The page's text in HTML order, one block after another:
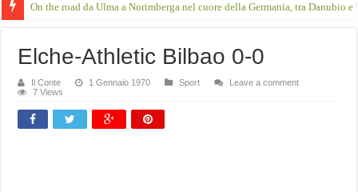
On the road da Ulma a Norimberga nel cuore della Germania, tra Danubio
Elche-Athletic Bilbao 0-0
Il Conte 1 Gennaio 1970 Sport
Leave a comment
7 Views